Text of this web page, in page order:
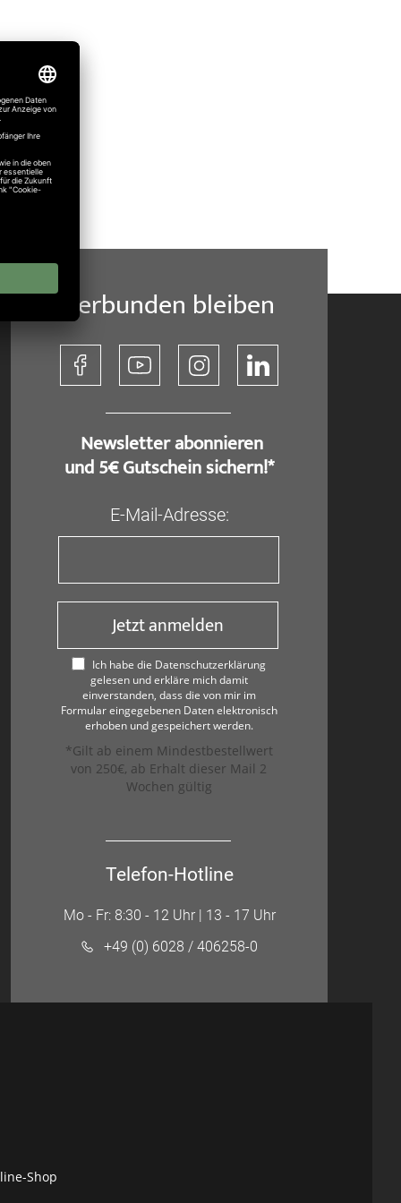
Verbunden bleiben
​ Newsletter abonnieren
und 5€ Gutschein sichern!*
E-Mail-Adresse:
Jetzt anmelden
Ich habe die Datenschutzerklärung
gelesen und erkläre mich damit
einverstanden, dass die von mir im
Formular eingegebenen Daten elektronisch
erhoben und gespeichert werden.
*Gilt ab einem Mindestbestellwert
von 250€, ab Erhalt dieser Mail 2
Wochen gültig
Telefon-Hotline
Mo - Fr: 8:30 - 12 Uhr | 13 - 17 Uhr
+49 (0) 6028 / 406258-0
Shop